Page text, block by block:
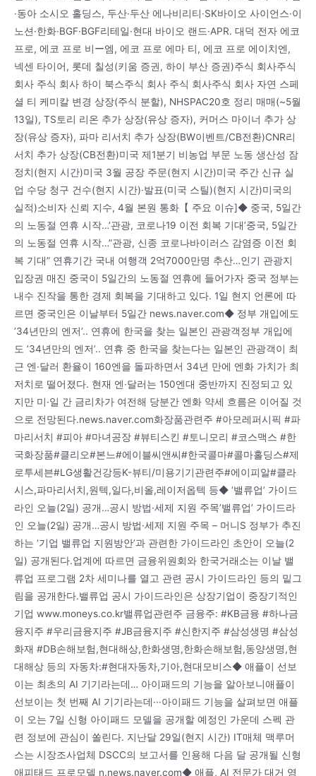
·동아 소시오 홀딩스, 두산·두산 에나비리티·SK바이오 사이언스·이
노션·한화·BGF·BGF리테일·현대 바이오 랜드·APR. 대덕 전자 에코
프로, 에코 프로 비ー엠, 에코 프로 에마 티, 에코 프로 에이치엔,
넥센 타이어, 롯데 칠성(키움 증권, 하이 부산 증권)주식 회사주식
회사 주식 회사 하이 북스주식 회사 주식 회사주식 회사 자연 스페
셜 티 케미칼 변경 상장(주식 분할), NHSPAC20호 정리 매매(~5월
13일), TS토리 리온 추가 상장(유상 증자), 커머스 마이너 추가 상
장(유상 증자), 파마 리서치 추가 상장(BW이벤트/CB전환)CNR리
서치 추가 상장(CB전환)미국 제1분기 비농업 부문 노동 생산성 잠
정치(현지 시간)미국 3월 공장 주문(현지 시간)미국 주간 신규 실
업 수당 청구 건수(현지 시간)·발표(미국 스틸)(현지 시간)미국의
실적)소비자 신뢰 지수, 4월 본원 통화【 주요 이슈]◆ 중국, 5일간
의 노동절 연휴 시작…’관광, 코로나19 이전 회복 기대’중국, 5일간
의 노동절 연휴 시작…”관광, 신종 코로나바이러스 감염증 이전 회
복 기대” 연휴기간 국내 여행객 2억7000만명 추산…인기 관광지
입장권 매진 중국이 5일간의 노동절 연휴에 들어가자 중국 정부는
내수 진작을 통한 경제 회복을 기대하고 있다. 1일 현지 언론에 따
르면 중국인은 이날부터 5일간 news.naver.com◆ 정부 개입에도
’34년만의 엔저’.. 연휴에 한국을 찾는 일본인 관광객정부 개입에
도 ’34년만의 엔저’.. 연휴 중 한국을 찾는다는 일본인 관광객이 최
근 엔·달러 환율이 160엔을 돌파하면서 34년 만에 엔화 가치가 최
저치로 떨어졌다. 현재 엔·달러는 150엔대 중반까지 진정되고 있
지만 미·일 간 금리차가 여전해 당분간 엔화 약세 흐름은 이어질 것
으로 전망된다.news.naver.com화장품관련주 #아모레퍼시픽 #파
마리서치 #피아 #마녀공장 #뷰티스킨 #토니모리 #코스맥스 #한
국화장품#클리오#본느#에이블씨앤씨#한국콜마#콜마홀딩스#제
로투세븐#LG생활건강등K-뷰티/미용기기관련주#에이피알#클라
시스,파마리서치,원텍,일다,비올,레이저옵텍 등◆ ‘밸류업’ 가이드
라인 오늘(2일) 공개…공시 방법·세제 지원 주목’밸류업’ 가이드라
인 오늘(2일) 공개…공시 방법·세제 지원 주목 – 머니S 정부가 추진
하는 ‘기업 밸류업 지원방안’과 관련한 가이드라인 초안이 오늘(2
일) 공개된다.업계에 따르면 금융위원회와 한국거래소는 이날 밸
류업 프로그램 2차 세미나를 열고 관련 공시 가이드라인 등의 밑그
림을 공개한다.밸류업 공시 가이드라인은 상장기업이 중장기적인
기업 www.moneys.co.kr밸류업관련주 금융주: #KB금융 #하나금
융지주 #우리금융지주 #JB금융지주 #신한지주 #삼성생명 #삼성
화재 #DB손해보험,현대해상,한화생명,한화손해보험,동양생명,현
대해상 등의 자동차:#현대자동차,기아,현대모비스◆ 애플이 선보
이는 최초의 AI 기기라는데… 아이패드의 기능을 알아보니애플이
선보이는 첫 번째 AI 기기라는데···아이패드 기능을 살펴보면 애플
이 오는 7일 신형 아이패드 모델을 공개할 예정인 가운데 스펙 관
련 정보에 관심이 쏠린다. 지난달 29일(현지 시간) IT매체 맥루머
스는 시장조사업체 DSCC의 보고서를 인용해 다음 달 공개될 신형
애피태드 프로모델 n.news.naver.com◆ 애플, AI 전문가 대거 영